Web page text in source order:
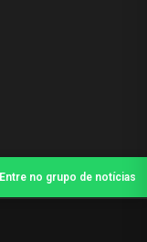
Entre no grupo de notícias